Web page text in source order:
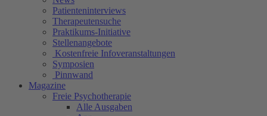
Patienteninterviews
Therapeutensuche
Praktikums-Initiative
Stellenangebote
Kostenfreie Infoveranstaltungen
Symposien
Pinnwand
Magazine
Freie Psychotherapie
Alle Ausgaben